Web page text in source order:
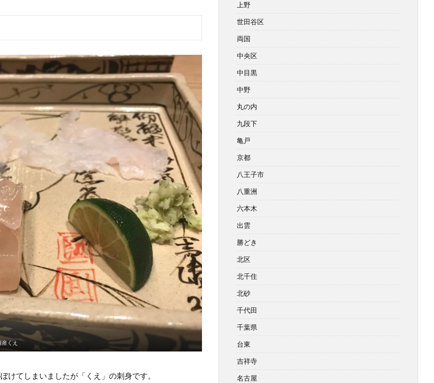
産くえ
けてしまいましたが「くえ」の刺身です。
上野
世田谷区
両国
中央区
中目黒
中野
丸の内
九段下
亀戸
京都
八王子市
八重洲
六本木
出雲
勝どき
北区
北千住
北砂
千代田
千葉県
台東
吉祥寺
名古屋